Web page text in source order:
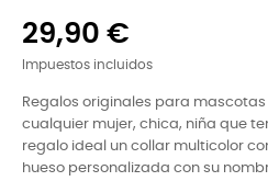
29,90 €
Impuestos incluidos
Regalos originales para
cualquier mujer, chica, niña que
regalo ideal un collar multicolor
hueso personalizada con su